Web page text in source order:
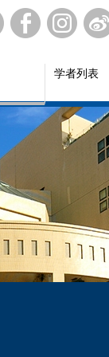
学者列表